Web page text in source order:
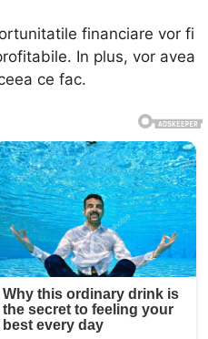
financiare vor fi
In plus, vor avea
ce fac.